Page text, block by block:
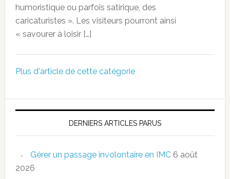
humoristique ou parfois satirique, des
caricaturistes ». Les visiteurs pourront ainsi
« savourer à loisir […]
Plus d'article de cette catégorie
DERNIERS ARTICLES PARUS
Gérer un passage involontaire en IMC 6 août
2026